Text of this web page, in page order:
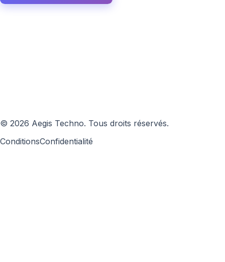
© 2026 Aegis Techno. Tous droits réservés.
ConditionsConfidentialité